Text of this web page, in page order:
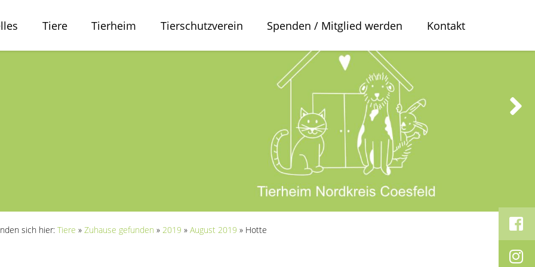
Tiere Tierheim Tierschutzverein Spenden / Mitglied werden Kontakt
sich hier: Tiere » Zuhause gefunden » 2019 » August 2019 » Hotte